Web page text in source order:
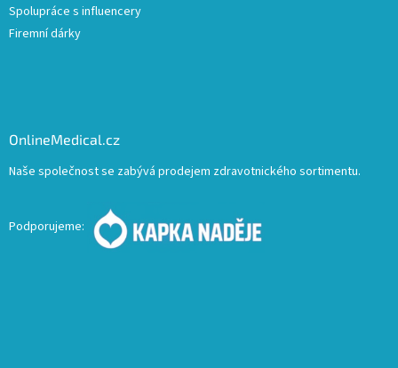
Spolupráce s influencery
Firemní dárky
OnlineMedical.cz
Naše společnost se zabývá prodejem zdravotnického sortimentu.
Podporujeme: